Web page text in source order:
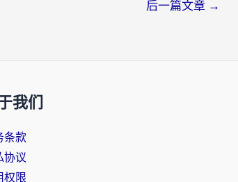
后一篇文章 →
我们
条款
协议
权限